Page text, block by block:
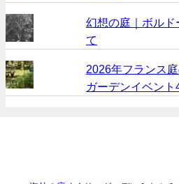
幻想の庭｜ボルド
て
2026年フランス
ガーデンイベント